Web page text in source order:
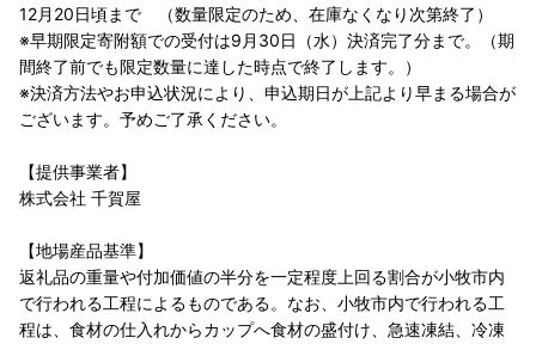
12月20日頃まで （数量限定のため、在庫なくなり次第終了）
※早期限定寄附額での受付は9月30日（水）決済完了分まで。（期
間終了前でも限定数量に達した時点で終了します。）
※決済方法やお申込状況により、申込期日が上記より早まる場合が
ございます。予めご了承ください。
【提供事業者】
株式会社 千賀屋
【地場産品基準】
返礼品の重量や付加価値の半分を一定程度上回る割合が小牧市内
で行われる工程によるものである。なお、小牧市内で行われる工
程は、食材の仕入れからカップへ食材の盛付け、急速凍結、冷凍